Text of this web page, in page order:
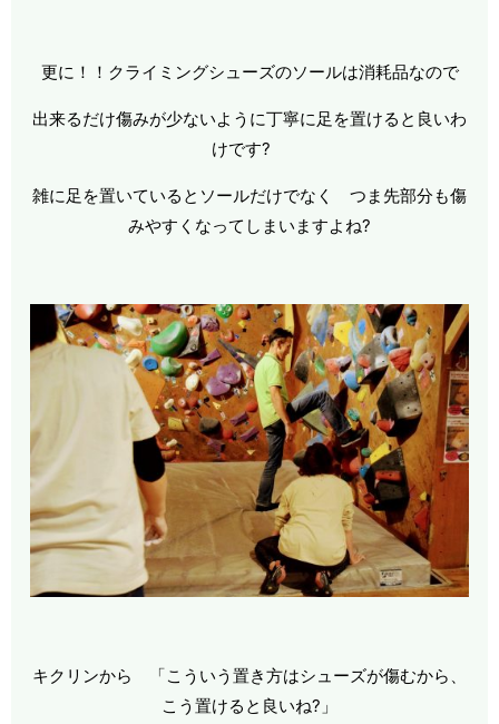
更に！！クライミングシューズのソールは消耗品なので
出来るだけ傷みが少ないように丁寧に足を置けると良いわ
けです?
雑に足を置いているとソールだけでなく つま先部分も傷
みやすくなってしまいますよね?
キクリンから 「こういう置き方はシューズが傷むから、
こう置けると良いね?」